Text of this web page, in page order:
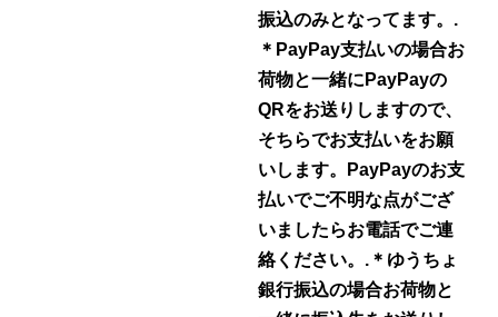
振込のみとなってます。.
＊PayPay支払いの場合お
荷物と一緒にPayPayの
QRをお送りしますので、
そちらでお支払いをお願
いします。PayPayのお支
払いでご不明な点がござ
いましたらお電話でご連
絡ください。.＊ゆうちょ
銀行振込の場合お荷物と